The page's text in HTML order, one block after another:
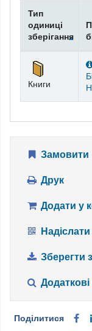
Фонди
Тип
одиниці
зберігання
Книги
Замовити
Друк
Додати у
Зберегти
Поділитися